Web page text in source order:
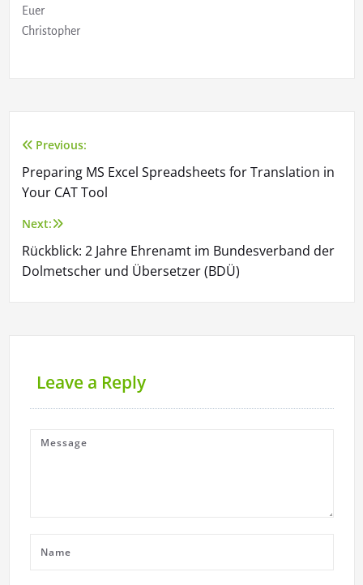
Euer
Christopher
Post
navigation
Previous:
Preparing MS Excel Spreadsheets for Translation in
Your CAT Tool
Next:
Rückblick: 2 Jahre Ehrenamt im Bundesverband der
Dolmetscher und Übersetzer (BDÜ)
Leave a Reply